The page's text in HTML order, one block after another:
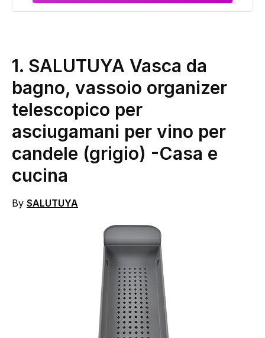
1. SALUTUYA Vasca da
bagno, vassoio organizer
telescopico per
asciugamani per vino per
candele (grigio) -Casa e
cucina
By SALUTUYA